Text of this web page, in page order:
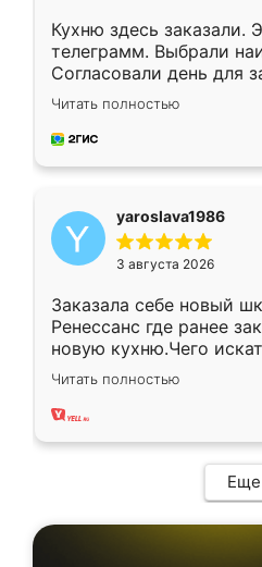
Кухню здесь заказали.
телеграмм. Выбрали
Согласовали день для
недели кухня была уже
довольны работой.
мебель за качественную
Читать полностью
yaroslava1986
3 августа 2026
Заказала себе новый
Ренессанс где ранее
новую кухню.Чего
вполне довольна.
два года, нареканий нет.
Читать полностью
Еще